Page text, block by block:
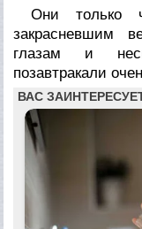
Они только
закрасневшим
глазам и
позавтракали